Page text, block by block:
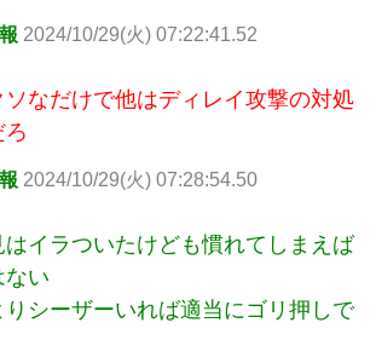
2024/10/29(火) 07:22:41.52
なだけで他はディレイ攻撃の対処
2024/10/29(火) 07:28:54.50
はイラついたけども慣れてしまえば
ない
りシーザーいれば適当にゴリ押しで